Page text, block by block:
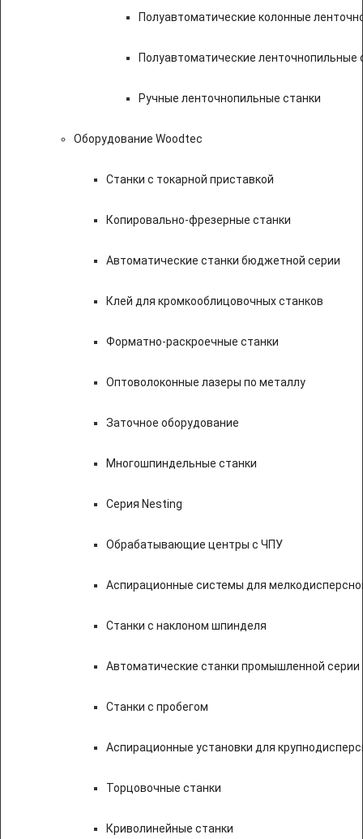
Полуавтоматические колонные
Полуавтоматические ленточнопильные
Ручные ленточнопильные станки
Оборудование Woodtec
Станки с токарной приставкой
Копировально-фрезерные станки
Автоматические станки бюджетной серии
Клей для кромкооблицовочных станков
Форматно-раскроечные станки
Оптоволоконные лазеры по металлу
Заточное оборудование
Многошпиндельные станки
Серия Nesting
Обрабатывающие центры с ЧПУ
Аспирационные системы для
Станки с наклоном шпинделя
Автоматические станки промышленной серии
Станки с пробегом
Аспирационные установки для
Торцовочные станки
Криволинейные станки